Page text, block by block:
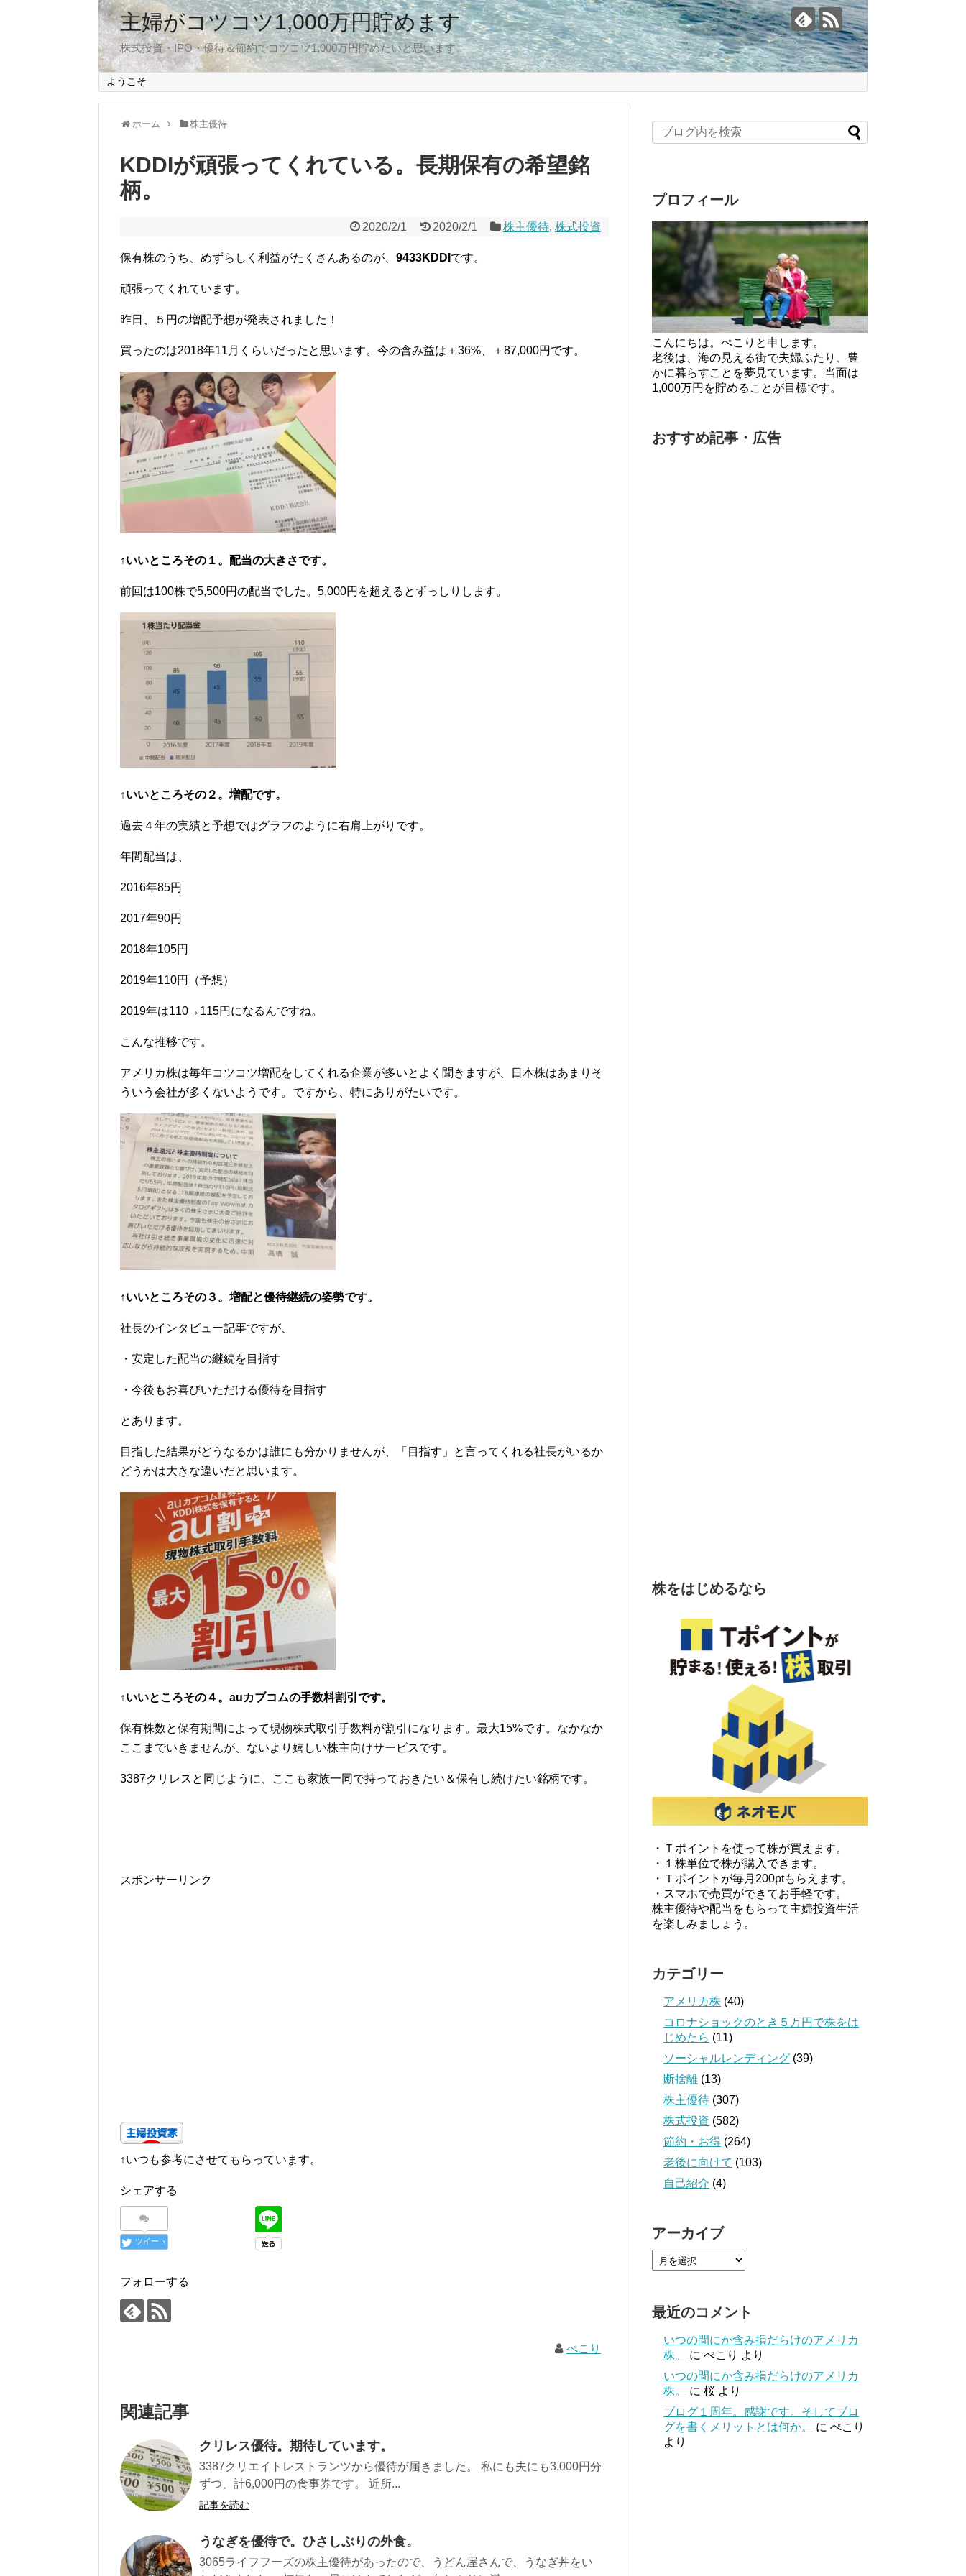
主婦がコツコツ1,000万円貯めます
株式投資・IPO・優待＆節約でコツコツ1,000万円貯めたいと思います。
ようこそ
ホーム 株主優待
KDDIが頑張ってくれている。長期保有の希望銘
柄。
2020/2/1 2020/2/1 株主優待, 株式投資
保有株のうち、めずらしく利益がたくさんあるのが、 9433KDDI です。
頑張ってくれています。
昨日、５円の増配予想が発表されました！
買ったのは2018年11月くらいだったと思います。今の含み益は＋36%、＋87,000円です。
↑いいところその１。配当の大きさです。
前回は100株で5,500円の配当でした。5,000円を超えるとずっしりします。
↑いいところその２。増配です。
過去４年の実績と予想ではグラフのように右肩上がりです。
年間配当は、
2016年85円
2017年90円
2018年105円
2019年110円（予想）
2019年は110→115円になるんですね。
こんな推移です。
アメリカ株は毎年コツコツ増配をしてくれる企業が多いとよく聞きますが、日本株はあまりそ
ういう会社が多くないようです。ですから、特にありがたいです。
↑いいところその３。増配と優待継続の姿勢です。
社長のインタビュー記事ですが、
・安定した配当の継続を目指す
・今後もお喜びいただける優待を目指す
とあります。
目指した結果がどうなるかは誰にも分かりませんが、「目指す」と言ってくれる社長がいるか
どうかは大きな違いだと思います。
↑いいところその４。auカブコムの手数料割引です。
保有株数と保有期間によって現物株式取引手数料が割引になります。最大15%です。なかなか
ここまでいきませんが、ないより嬉しい株主向けサービスです。
3387クリレスと同じように、ここも家族一同で持っておきたい＆保有し続けたい銘柄です。
スポンサーリンク
↑いつも参考にさせてもらっています。
シェアする
ツイート
フォローする
ぺこり
関連記事
クリレス優待。期待しています。
3387クリエイトレストランツから優待が届きました。 私にも夫にも3,000円分
ずつ、計6,000円の食事券です。 近所...
記事を読む
うなぎを優待で。ひさしぶりの外食。
3065ライフフーズの株主優待があったので、うどん屋さんで、うなぎ丼をい
プロフィール
こんにちは。ぺこりと申します。
老後は、海の見える街で夫婦ふたり、豊
かに暮らすことを夢見ています。当面は
1,000万円を貯めることが目標です。
おすすめ記事・広告
株をはじめるなら
・Ｔポイントを使って株が買えます。
・１株単位で株が購入できます。
・Ｔポイントが毎月200ptもらえます。
・スマホで売買ができてお手軽です。
株主優待や配当をもらって主婦投資生活
を楽しみましょう。
カテゴリー
アメリカ株 (40)
コロナショックのとき５万円で株をは
じめたら (11)
ソーシャルレンディング (39)
断捨離 (13)
株主優待 (307)
株式投資 (582)
節約・お得 (264)
老後に向けて (103)
自己紹介 (4)
アーカイブ
最近のコメント
いつの間にか含み損だらけのアメリカ
株。
に ぺこり より
いつの間にか含み損だらけのアメリカ
株。
に 桜 より
ブログ１周年。感謝です。そしてブロ
グを書くメリットとは何か。
に ぺこり
より